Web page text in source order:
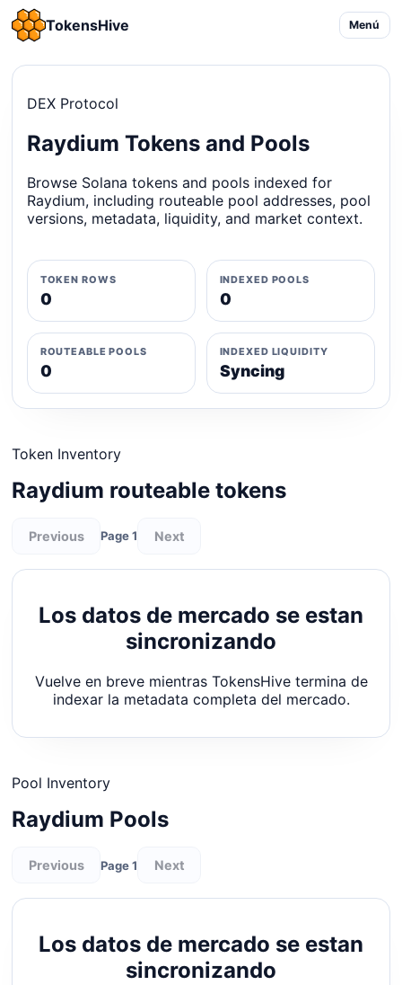
TokensHive Menú
DEX Protocol
Raydium Tokens and Pools
Browse Solana tokens and pools indexed for
Raydium, including routeable pool addresses, pool
versions, metadata, liquidity, and market context.
TOKEN ROWS
0
INDEXED POOLS
0
ROUTEABLE POOLS
0
INDEXED LIQUIDITY
Syncing
Token Inventory
Raydium routeable tokens
Previous Page 1 Next
Los datos de mercado se estan
sincronizando
Vuelve en breve mientras TokensHive termina de
indexar la metadata completa del mercado.
Pool Inventory
Raydium Pools
Previous Page 1 Next
Los datos de mercado se estan
sincronizando